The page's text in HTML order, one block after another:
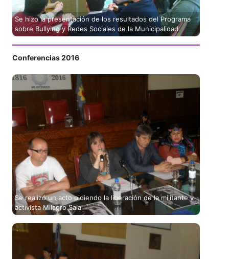
Se hizo la presentación de los resultados del Programa
sobre Bullying y Redes Sociales de la Municipalidad
Conferencias 2016
Se realizó un acto pidiendo la liberación de la militante y
activista Milagro Sala